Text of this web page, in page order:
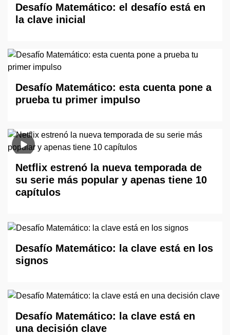
Desafío Matemático: el desafío está en
la clave inicial
Desafío Matemático: esta cuenta pone a
prueba tu primer impulso
Netflix estrenó la nueva temporada de
su serie más popular y apenas tiene 10
capítulos
Desafío Matemático: la clave está en los
signos
Desafío Matemático: la clave está en
una decisión clave